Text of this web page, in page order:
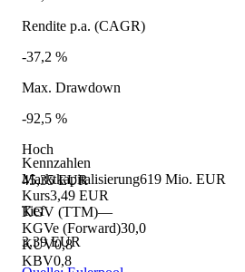
Kennzahlen
Marktkapitalisierung619 Mio. EUR
Kurs3,49 EUR
KGV (TTM)—
KGVe (Forward)30,0
KUV0,8
KBV0,8
Rendite p.a. (CAGR)
-37,2 %
Max. Drawdown
-92,5 %
Hoch
45,35 EUR
Tief
3,39 EUR